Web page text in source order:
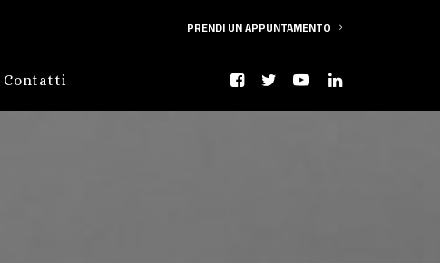
PRENDI UN APPUNTAMENTO
Contatti